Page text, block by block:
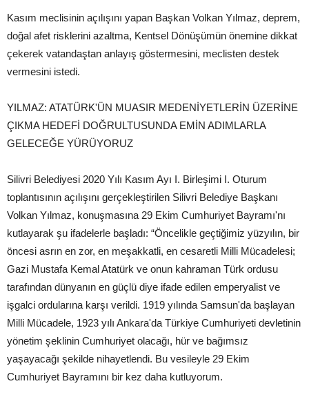
Kasım meclisinin açılışını yapan Başkan Volkan Yılmaz, deprem,
doğal afet risklerini azaltma, Kentsel Dönüşümün önemine dikkat
çekerek vatandaştan anlayış göstermesini, meclisten destek
vermesini istedi.
YILMAZ: ATATÜRK'ÜN MUASIR MEDENİYETLERİN ÜZERİNE
ÇIKMA HEDEFİ DOĞRULTUSUNDA EMİN ADIMLARLA
GELECEĞE YÜRÜYORUZ
Silivri Belediyesi 2020 Yılı Kasım Ayı I. Birleşimi I. Oturum
toplantısının açılışını gerçekleştirilen Silivri Belediye Başkanı
Volkan Yılmaz, konuşmasına 29 Ekim Cumhuriyet Bayramı'nı
kutlayarak şu ifadelerle başladı: “Öncelikle geçtiğimiz yüzyılın, bir
öncesi asrın en zor, en meşakkatli, en cesaretli Milli Mücadelesi;
Gazi Mustafa Kemal Atatürk ve onun kahraman Türk ordusu
tarafından dünyanın en güçlü diye ifade edilen emperyalist ve
işgalci ordularına karşı verildi. 1919 yılında Samsun'da başlayan
Milli Mücadele, 1923 yılı Ankara'da Türkiye Cumhuriyeti devletinin
yönetim şeklinin Cumhuriyet olacağı, hür ve bağımsız
yaşayacağı şekilde nihayetlendi. Bu vesileyle 29 Ekim
Cumhuriyet Bayramını bir kez daha kutluyorum.